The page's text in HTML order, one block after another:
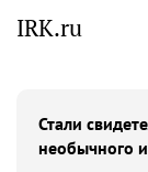
IRK.ru
Стали
необычного